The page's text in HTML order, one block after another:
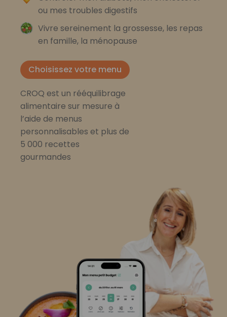
ou mes troubles digestifs
Vivre sereinement la grossesse, les repas
en famille, la ménopause
Choisissez votre menu
CROQ est un rééquilibrage
alimentaire sur mesure à
l’aide de menus
personnalisables et plus de
5 000 recettes
gourmandes